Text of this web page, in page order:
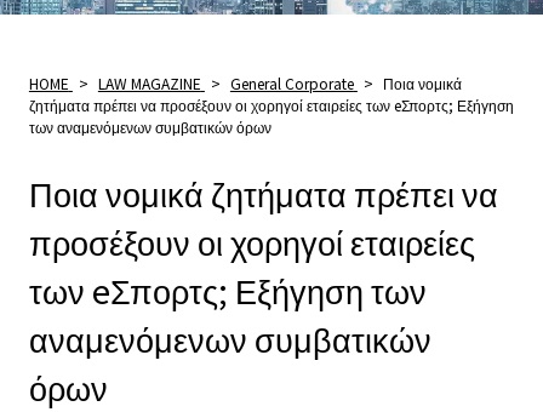
HOME > LAW MAGAZINE > General Corporate > Ποια νομικά
ζητήματα πρέπει να προσέξουν οι χορηγοί εταιρείες των eΣπορτς; Εξήγηση
των αναμενόμενων συμβατικών όρων
Ποια νομικά ζητήματα πρέπει να
προσέξουν οι χορηγοί εταιρείες
των eΣπορτς; Εξήγηση των
αναμενόμενων συμβατικών
όρων